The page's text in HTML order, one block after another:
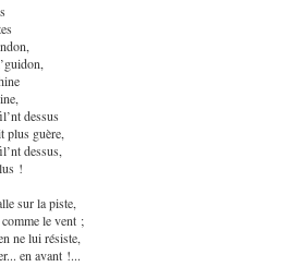
dessus
plus guère,
dessus,
!
sur la piste,
le vent ;
ne lui résiste,
en avant !...